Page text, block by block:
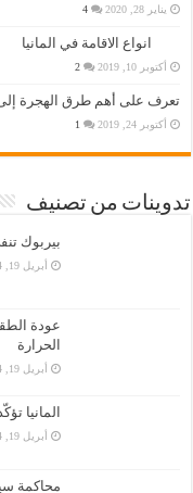
يناير 28, 2020 4
انواع الاقامة في المانيا
أكتوبر 10, 2019 2
تعرف على أهم طرق الهجرة إلى
أكتوبر 24, 2019 1
تدوينات من تصنيف
بيربوك
أبريل 19, 2024
عودة
الحرارة
أبريل 19, 2024
المانيا
أبريل 19, 2024
محاكمة